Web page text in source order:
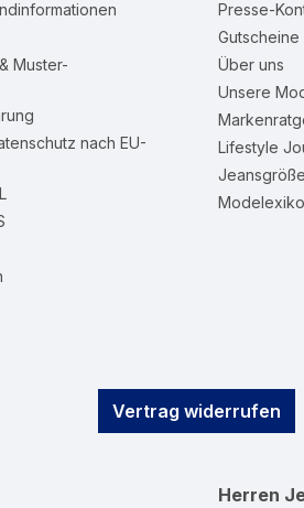
Muster-
nach EU-
Presse-
Gutscheine
Über uns
Unsere
Lifestyle
Vertrag widerrufen
Herren